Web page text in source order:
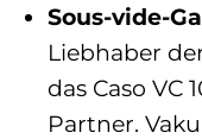
Sous-vide-
Liebhaber
das Caso VC
Partner.